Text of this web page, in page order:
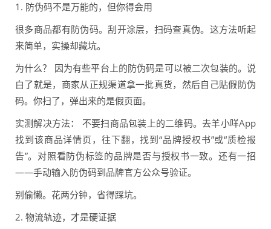
1. 防伪码不是万能的，但你得会用
很多商品都有防伪码。刮开涂层，扫码查真伪。这方法听起
来简单，实操却藏坑。
为什么？ 因为有些平台上的防伪码是可以被二次包装的。说
白了就是，商家从正规渠道拿一批真货，然后自己贴假防伪
码。你扫了，弹出来的是假页面。
实测解决方法： 不要扫商品包装上的二维码。去羊小咩App
找到该商品详情页，往下翻，找到“品牌授权书”或“质检报
告”。对照看防伪标签的品牌是否与授权书一致。还有一招
——手动输入防伪码到品牌官方公众号验证。
别偷懒。花两分钟，省得踩坑。
2. 物流轨迹，才是硬证据